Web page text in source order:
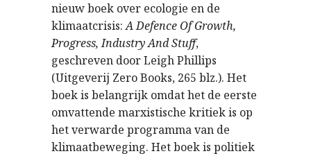
nieuw boek over ecologie en de
klimaatcrisis:A Defence Of Growth,
Progress, Industry And Stuff,
geschreven door Leigh Phillips
(Uitgeverij Zero Books, 265 blz.). Het
boek is belangrijk omdat het de eerste
omvattende marxistische kritiek is op
het verwarde programma van de
klimaatbeweging. Het boek is politiek